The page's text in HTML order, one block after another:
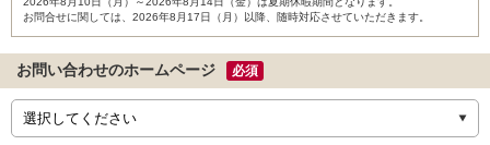
お問合せに関しては、2026年8月17日（月）以降、随時対応させていただきます。
お問い合わせのホームページ 必須